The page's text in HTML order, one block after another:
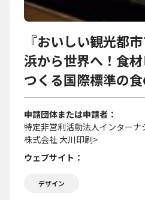
『おいしい観光都
浜から世界へ！食
つくる国際標準の食
申請団体または申請者
特定非営利活動法人インターナ
株式会社 大川印刷>
ウェブサイト
デザイン